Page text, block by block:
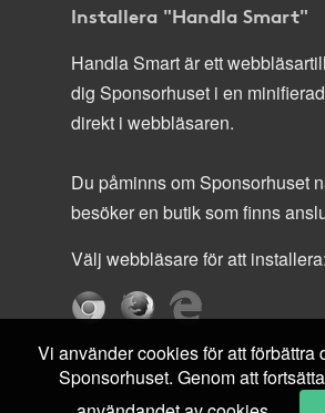
Installera "Handla Smart"
Handla Smart är ett
dig Sponsorhuset i en
direkt i webbläsaren.
Du påminns om Sponsorhuset
besöker en butik som finns
Välj webbläsare för att installera:
Vi använder cookies för att förbättra
Sponsorhuset. Genom att